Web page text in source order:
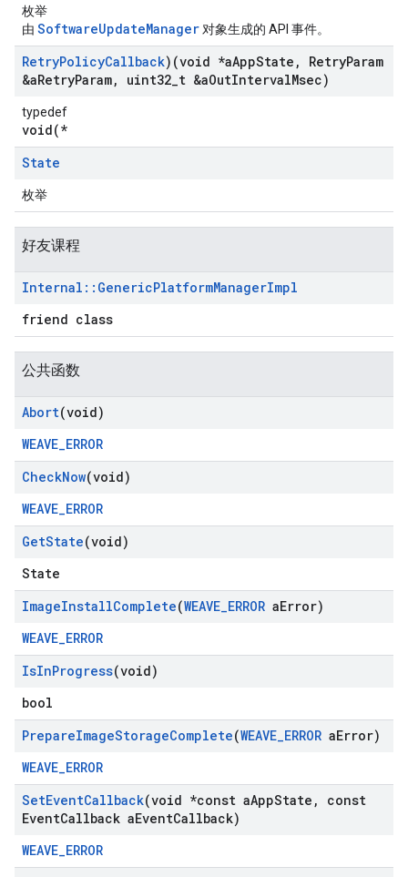
枚举
由 SoftwareUpdateManager 对象生成的 API 事件。
RetryPolicyCallback)(void *aAppState , RetryParam
&aRetryParam, uint32 t &aOutIntervalMsec)
typedef
void(*
State
枚举
好友课程
Internal :: GenericPlatformManagerImpl
friend class
公共函数
Abort(void)
WEAVE_ERROR
CheckNow(void)
WEAVE_ERROR
GetState(void)
State
ImageInstallComplete(WEAVE_ERROR aError)
WEAVE_ERROR
IsInProgress(void)
bool
PrepareImageStorageComplete(WEAVE_ERROR aError)
WEAVE_ERROR
SetEventCallback(void *const aAppState ,
const
EventCallback aEventCallback)
WEAVE_ERROR